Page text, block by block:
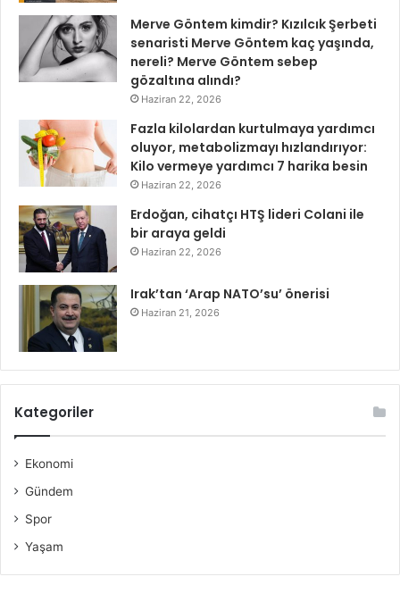
Merve Göntem kimdir? Kızılcık Şerbeti
senaristi Merve Göntem kaç yaşında,
nereli? Merve Göntem sebep
gözaltına alındı?
Haziran 22, 2026
Fazla kilolardan kurtulmaya yardımcı
oluyor, metabolizmayı hızlandırıyor:
Kilo vermeye yardımcı 7 harika besin
Haziran 22, 2026
Erdoğan, cihatçı HTŞ lideri Colani ile
bir araya geldi
Haziran 22, 2026
Irak’tan ‘Arap NATO’su’ önerisi
Haziran 21, 2026
Kategoriler
Ekonomi
Gündem
Spor
Yaşam